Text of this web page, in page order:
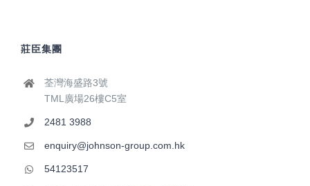
莊臣集團
荃灣海盛路3號
TML廣場26樓C5室
2481 3988
enquiry@johnson-group.com.hk
54123517